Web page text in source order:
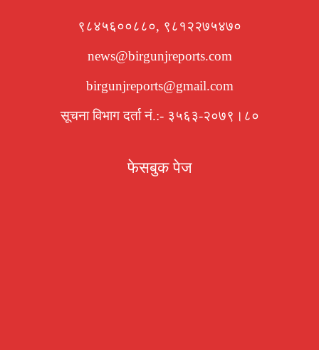
९८४५६००८८०, ९८१२२७५४७०
news@birgunjreports.com
birgunjreports@gmail.com
सूचना विभाग दर्ता नं.:- ३५६३-२०७९।८०
फेसबुक पेज